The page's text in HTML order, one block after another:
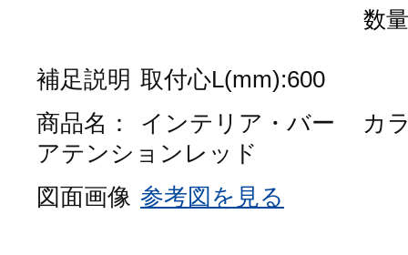
数量
補足説明 取付心L(mm):600
商品名：
インテリア・バー
カ
アテンションレッド
図面画像 参考図を見る